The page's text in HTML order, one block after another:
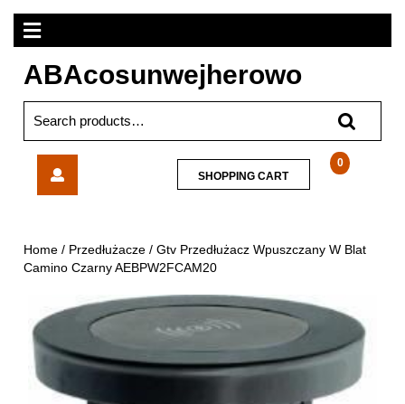
Skip
content
Open
Menu
ABAcosunwejherowo
for:
Blat
Camino
AEBPW2FCAM20
0
SHOPPING CARTSHOPPING
CART
Home / Przedłużacze / Gtv Przedłużacz Wpuszczany W Blat
Camino Czarny AEBPW2FCAM20